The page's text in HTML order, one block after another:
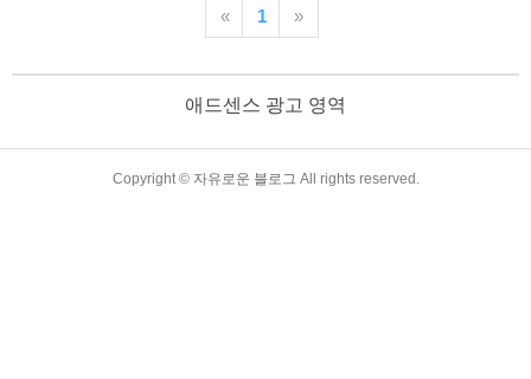
새로운 '디지털 지구'라고 볼 수 있습니다. 저도 메타버스에 관련
된 내용의 신문 기사를 많이 접했지만, 명확한 개념이 서지 않았
상균 교수가 집필한 '메타버스 - 디지털 지구, 뜨는 것들의 세
상'의 내용을 바탕으로 메타버스의 뜻과 종류에 대해서 알아보
뜻하는 메타(Meta)와 우주와..
« 1 »
애드센스 광고 영역
Copyright © 자유로운 블로그 All rights reserved.
TistoryWhaleSkin3.4